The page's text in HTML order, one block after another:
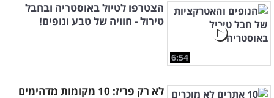
6:54
הצטרפו לטיול באוסטריה ובחבל
טירול - חוויה של טבע ונופים!
לא רק פריז: 10 מקומות מדהימים